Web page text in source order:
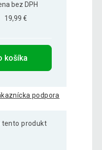
bez DPH
19,99 €
košíka
podpora
tento produkt